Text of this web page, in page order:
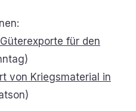
für den
von Kriegsmaterial in